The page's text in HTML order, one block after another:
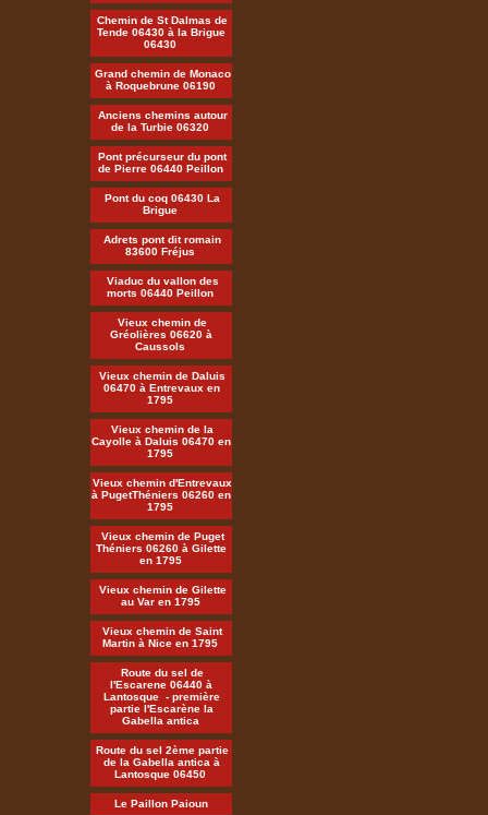
Chemin de St Dalmas de
Tende 06430 à la Brigue
06430
Grand chemin de Monaco
à Roquebrune 06190
Anciens chemins autour
de la Turbie 06320
Pont précurseur du pont
de Pierre 06440 Peillon
Pont du coq 06430 La
Brigue
Adrets pont dit romain
83600 Fréjus
Viaduc du vallon des
morts 06440 Peillon
Vieux chemin de
Gréolières 06620 à
Caussols
Vieux chemin de Daluis
06470 à Entrevaux en
1795
Vieux chemin de la
Cayolle à Daluis 06470 en
1795
Vieux chemin d'Entrevaux
à PugetThéniers 06260 en
1795
Vieux chemin de Puget
Théniers 06260 à Gilette
en 1795
Vieux chemin de Gilette
au Var en 1795
Vieux chemin de Saint
Martin à Nice en 1795
Route du sel de
l'Escarene 06440 à
Lantosque - première
partie l'Escarène la
Gabella antica
Route du sel 2ème partie
de la Gabella antica à
Lantosque 06450
Le Paillon Paioun